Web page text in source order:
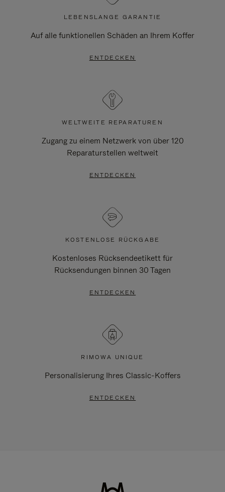
LEBENSLANGE GARANTIE
Auf alle funktionellen Schäden an Ihrem Koffer
ENTDECKEN
WELTWEITE REPARATUREN
Zugang zu einem Netzwerk von über 120
Reparaturstellen weltweit
ENTDECKEN
KOSTENLOSE RÜCKGABE
Kostenloses Rücksendeetikett für
Rücksendungen binnen 30 Tagen
ENTDECKEN
RIMOWA UNIQUE
Personalisierung Ihres Classic-Koffers
ENTDECKEN